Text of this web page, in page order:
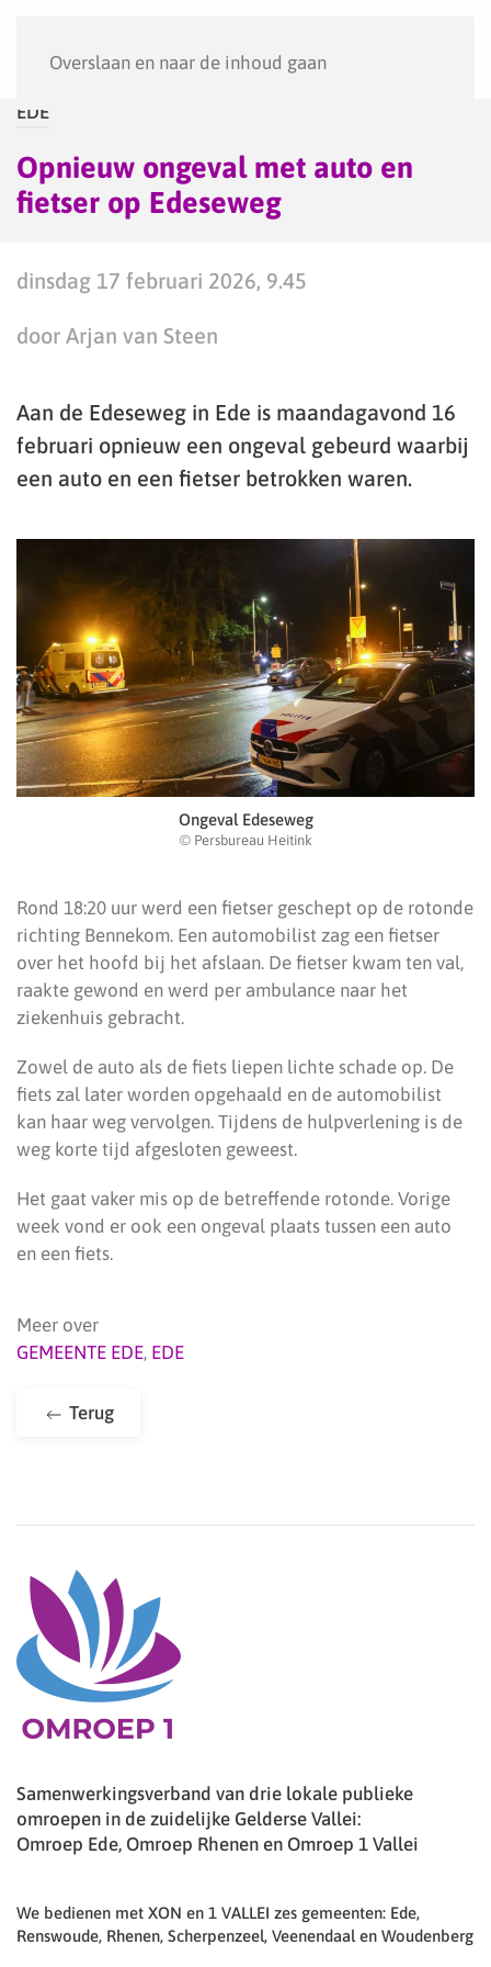
Overslaan en naar de inhoud gaan
EDE
Opnieuw ongeval met auto en
fietser op Edeseweg
dinsdag 17 februari 2026, 9.45
door Arjan van Steen
Aan de Edeseweg in Ede is maandagavond 16
februari opnieuw een ongeval gebeurd waarbij
een auto en een fietser betrokken waren.
Ongeval Edeseweg
© Persbureau Heitink
Rond 18:20 uur werd een fietser geschept op de rotonde
richting Bennekom. Een automobilist zag een fietser
over het hoofd bij het afslaan. De fietser kwam ten val,
raakte gewond en werd per ambulance naar het
ziekenhuis gebracht.
Zowel de auto als de fiets liepen lichte schade op. De
fiets zal later worden opgehaald en de automobilist
kan haar weg vervolgen. Tijdens de hulpverlening is de
weg korte tijd afgesloten geweest.
Het gaat vaker mis op de betreffende rotonde. Vorige
week vond er ook een ongeval plaats tussen een auto
en een fiets.
Meer over
GEMEENTE EDE, EDE
Terug
Samenwerkingsverband van drie lokale publieke
omroepen in de zuidelijke Gelderse Vallei:
Omroep Ede, Omroep Rhenen en Omroep 1 Vallei
We bedienen met XON en 1 VALLEI zes gemeenten: Ede,
Renswoude, Rhenen, Scherpenzeel, Veenendaal en Woudenberg